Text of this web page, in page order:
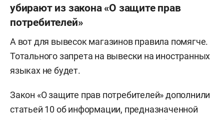
убирают из закона «О защите прав
потребителей»
А вот для вывесок магазинов правила помягче.
Тотального запрета на вывески на иностранных
языках не будет.
Закон «О защите прав потребителей» дополнили
статьей 10 об информации, предназначенной